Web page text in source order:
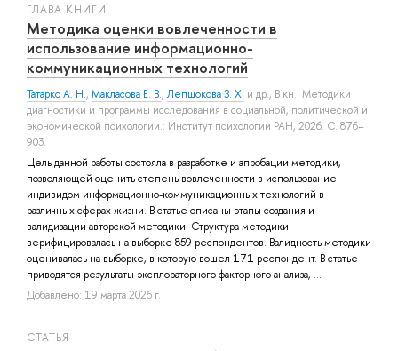
ГЛАВА КНИГИ
Методика оценки вовлеченности в
использование информационно-
коммуникационных технологий
Татарко А. Н., Макласова Е. В.,Лепшокова З. Х. и др., В кн.: Методики
диагностики и программы исследования в социальной, политической и
экономической психологии.: Институт психологии РАН, 2026. С. 876–
903.
Цель данной работы состояла в разработке и апробации методики,
позволяющей оценить степень вовлеченности в использование
индивидом информационно-коммуникационных технологий в
различных сферах жизни. В статье описаны этапы создания и
валидизации авторской методики. Структура методики
верифицировалась на выборке 859 респондентов. Валидность методики
оценивалась на выборке, в которую вошел 171 респондент. В статье
приводятся результаты эксплораторного факторного анализа, ...
Добавлено: 19 марта 2026 г.
СТАТЬЯ